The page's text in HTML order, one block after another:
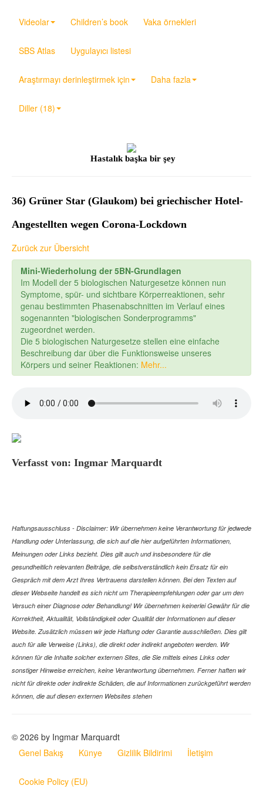
Videolar Children’s book Vaka örnekleri
SBS Atlas Uygulayıcı listesi
Araştırmayı derinleştirmek için Daha fazla
Diller (18)
Hastalık başka bir şey
36) Grüner Star (Glaukom) bei griechischer Hotel-
Angestellten wegen Corona-Lockdown
Zurück zur Übersicht
Mini-Wiederholung der 5BN-Grundlagen
Im Modell der 5 biologischen Naturgesetze können nun
Symptome, spür- und sichtbare Körperreaktionen, sehr
genau bestimmten Phasenabschnitten im Verlauf eines
sogenannten "biologischen Sonderprogramms"
zugeordnet werden.
Die 5 biologischen Naturgesetze stellen eine einfache
Beschreibung dar über die Funktionsweise unseres
Körpers und seiner Reaktionen: Mehr...
Verfasst von: Ingmar Marquardt
Haftungsausschluss - Disclaimer: Wir übernehmen keine Verantwortung für jedwede
Handlung oder Unterlassung, die sich auf die hier aufgeführten Informationen,
Meinungen oder Links bezieht. Dies gilt auch und insbesondere für die
gesundheitlich relevanten Beiträge, die selbstverständlich kein Ersatz für ein
Gespräch mit dem Arzt Ihres Vertrauens darstellen können. Bei den Texten auf
dieser Webseite handelt es sich nicht um Therapieempfehlungen oder gar um den
Versuch einer Diagnose oder Behandlung! Wir übernehmen keinerlei Gewähr für die
Korrektheit, Aktualität, Vollständigkeit oder Qualität der Informationen auf dieser
Website. Zusätzlich müssen wir jede Haftung oder Garantie ausschließen. Dies gilt
auch für alle Verweise (Links), die direkt oder indirekt angeboten werden. Wir
können für die Inhalte solcher externen Sites, die Sie mittels eines Links oder
sonstiger Hinweise erreichen, keine Verantwortung übernehmen. Ferner haften wir
nicht für direkte oder indirekte Schäden, die auf Informationen zurückgeführt werden
können, die auf diesen externen Websites stehen
© 2026 by Ingmar Marquardt
Genel Bakış
Künye Gizlilik Bildirimi İletişim
Cookie Policy (EU)